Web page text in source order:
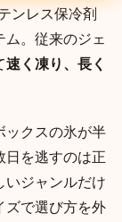
ンレス保冷剤
ム。従来のジェ
速く凍り、長く
ックスの氷が半
日を逃すのは正
いジャンルだけ
ズで選び方を外